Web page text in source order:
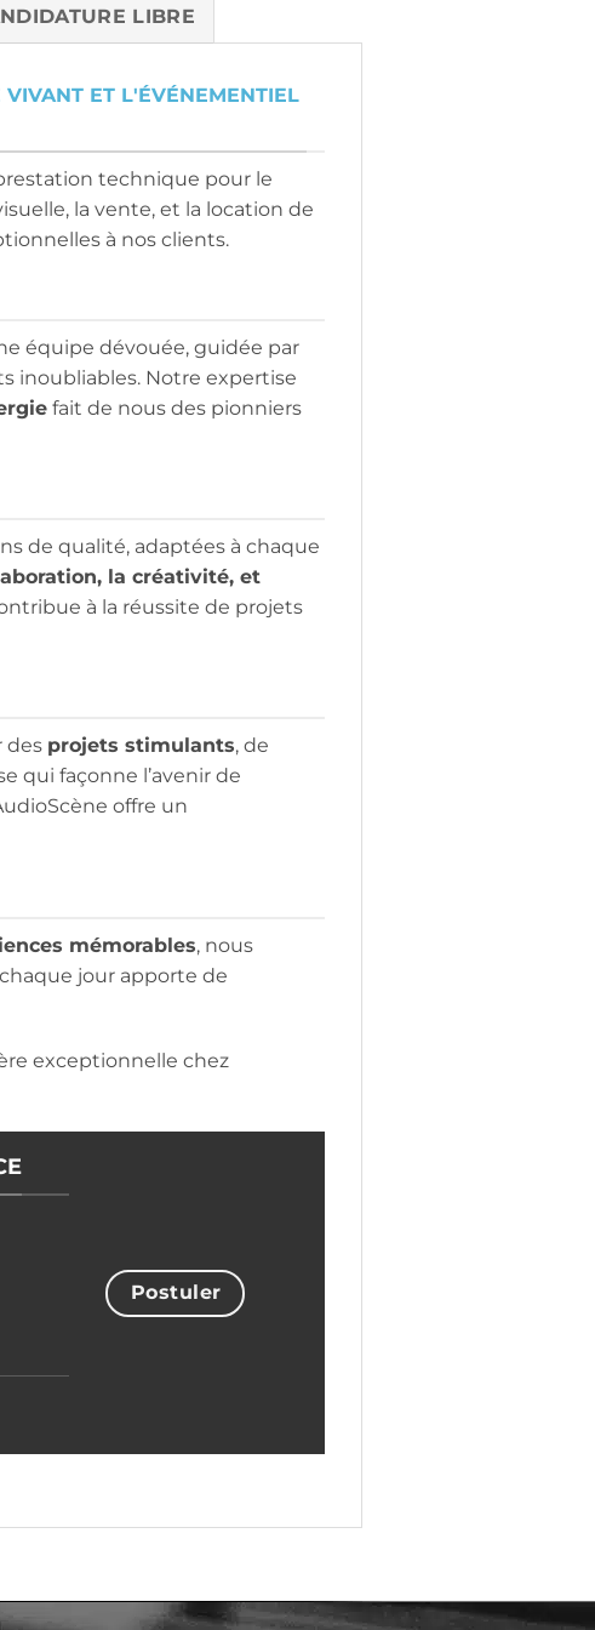
LIBRE
ET L'ÉVÉNEMENTIEL
technique pour le
la vente, et la location de
à nos clients.
équipe dévouée, guidée par
inoubliables. Notre expertise
fait de nous des pionniers
de qualité, adaptées à chaque
la créativité, et
à la réussite de projets
des projets stimulants, de
qui façonne l’avenir de
offre un
mémorables, nous
jour apporte de
exceptionnelle chez
Postuler